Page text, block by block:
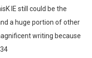
IE still could be the
a huge portion of other
writing because